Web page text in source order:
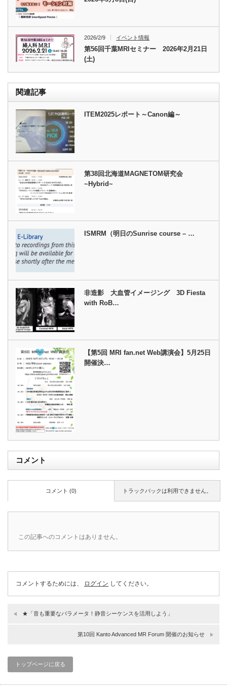
2026/2/9 イベント情報
第56回千葉MRIセミナー 2026年2月21日
(土)
関連記事
ITEM2025レポート～Canon編～
第38回北海道MAGNETOM研究会
~Hybrid~
ISMRM（明日のSunrise course – …
非造影 大血管イメージング 3D Fiesta
with RoB…
【第5回 MRI fan.net Web講演会】5月25日
開催決…
コメント
トラックバックは利用できません。
コメント (0)
この記事へのコメントはありません。
コメントするためには、 ログイン してください。
★「音も重要なパラメータ！静音シーケンスを活用しよう」
第10回 Kanto Advanced MR Forum 開催のお知らせ
トップページに戻る